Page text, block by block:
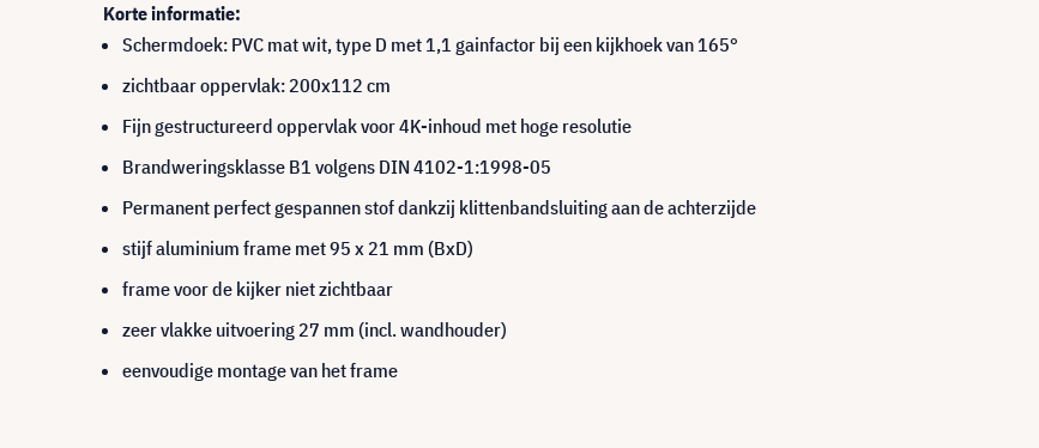
Korte informatie:
Schermdoek: PVC mat wit, type D met 1,1 gainfactor bij een kijkhoek van 165°
zichtbaar oppervlak: 200x112 cm
Fijn gestructureerd oppervlak voor 4K-inhoud met hoge resolutie
Brandweringsklasse B1 volgens DIN 4102-1:1998-05
Permanent perfect gespannen stof dankzij klittenbandsluiting aan de achterzijde
stijf aluminium frame met 95 x 21 mm (BxD)
frame voor de kijker niet zichtbaar
zeer vlakke uitvoering 27 mm (incl. wandhouder)
eenvoudige montage van het frame